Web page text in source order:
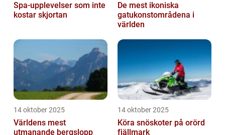
Spa-upplevelser som inte
kostar skjortan
De mest ikoniska
gatukonstområdena i
världen
14 oktober 2025
Världens mest
utmanande bergslopp
14 oktober 2025
Köra snöskoter på orörd
fjällmark